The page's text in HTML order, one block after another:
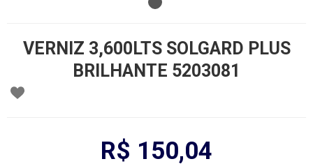
VERNIZ 3,600LTS SOLGARD PLUS
BRILHANTE 5203081
R$ 150,04